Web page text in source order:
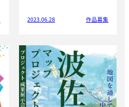
2023.06.28 作品募集